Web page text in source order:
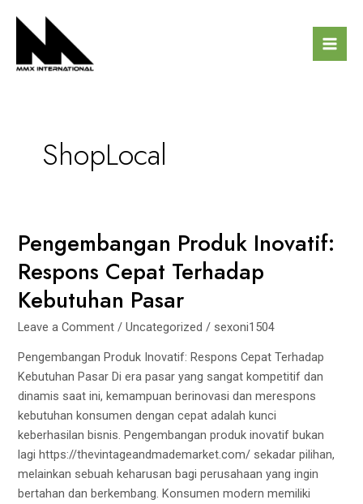
ShopLocal
Pengembangan Produk Inovatif:
Respons Cepat Terhadap
Kebutuhan Pasar
Leave a Comment /Uncategorized / sexoni1504
Pengembangan Produk Inovatif: Respons Cepat Terhadap
Kebutuhan Pasar Di era pasar yang sangat kompetitif dan
dinamis saat ini, kemampuan berinovasi dan merespons
kebutuhan konsumen dengan cepat adalah kunci
keberhasilan bisnis. Pengembangan produk inovatif bukan
lagi https://thevintageandmademarket.com/ sekadar pilihan,
melainkan sebuah keharusan bagi perusahaan yang ingin
bertahan dan berkembang. Konsumen modern memiliki
Pengembangan
Inovatif:
Respons
Terhadap
Kebutuhan
Pasar